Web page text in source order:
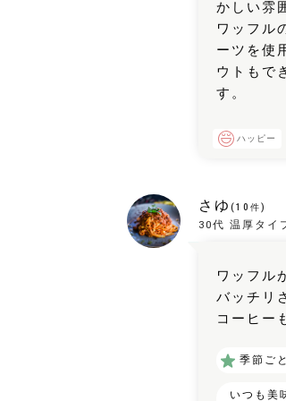
かしい雰
ワッフル
ーツを使
ウトもで
す。
ハッピー
さゆ (10 件)
30代 温厚タイ
ワッフル
バッチリ
コーヒー
季節ご
いつも美